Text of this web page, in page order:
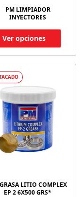
PM LIMPIADOR
INYECTORES
Ver opciones
LITIO COMPLEX
EP 2 6X500 GRS*